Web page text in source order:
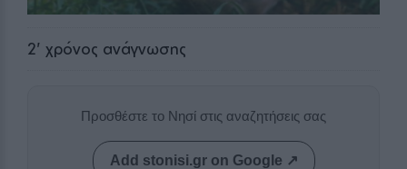
2' χρόνος ανάγνωσης
Προσθέστε το Νησί στις αναζητήσεις σας
Add stonisi.gr on Google ↗